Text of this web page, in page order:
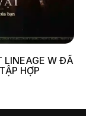
LINEAGE W ĐÃ
HỢP